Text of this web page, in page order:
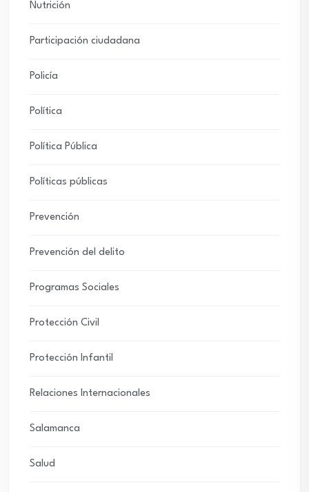
Nutrición
Participación ciudadana
Policía
Política
Política Pública
Políticas públicas
Prevención
Prevención del delito
Programas Sociales
Protección Civil
Protección Infantil
Relaciones Internacionales
Salamanca
Salud